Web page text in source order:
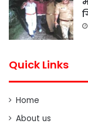
Quick Links
Home
About us